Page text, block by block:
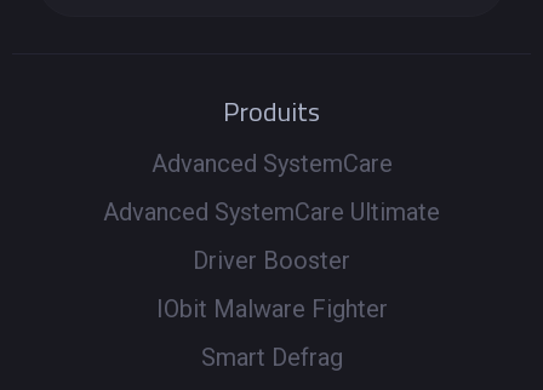
Produits
Advanced SystemCare
Advanced SystemCare Ultimate
Driver Booster
IObit Malware Fighter
Smart Defrag